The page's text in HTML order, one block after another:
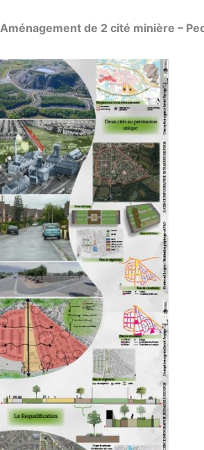
Aménagement de 2 cité minière –